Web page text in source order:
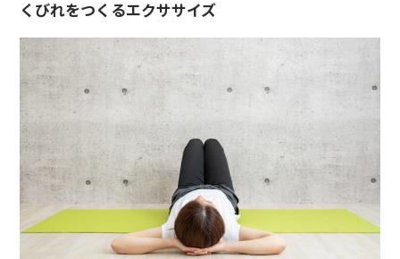
くびれをつくるエクササイズ